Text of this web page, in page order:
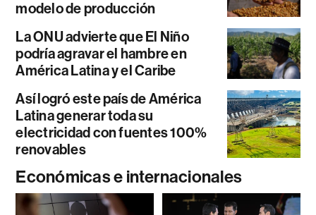
modelo de producción
La ONU advierte que El Niño
podría agravar el hambre en
América Latina y el Caribe
Así logró este país de América
Latina generar toda su
electricidad con fuentes 100%
renovables
Económicas e internacionales